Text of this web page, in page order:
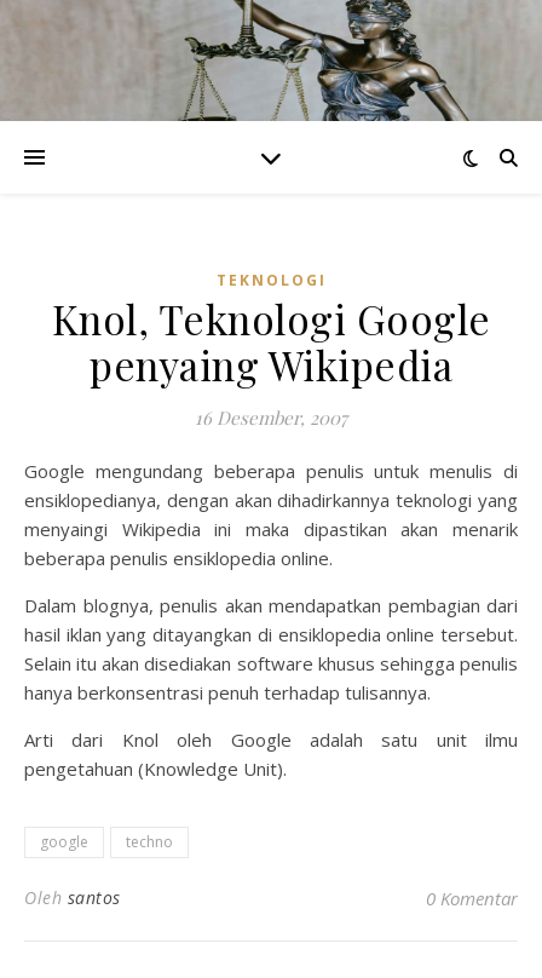
TEKNOLOGI
Knol, Teknologi Google
penyaing Wikipedia
16 Desember, 2007
Google mengundang beberapa penulis untuk menulis di
ensiklopedianya, dengan akan dihadirkannya teknologi yang
menyaingi Wikipedia ini maka dipastikan akan menarik
beberapa penulis ensiklopedia online.
Dalam blognya, penulis akan mendapatkan pembagian dari
hasil iklan yang ditayangkan di ensiklopedia online tersebut.
Selain itu akan disediakan software khusus sehingga penulis
hanya berkonsentrasi penuh terhadap tulisannya.
Arti dari Knol oleh Google adalah satu unit ilmu
pengetahuan (Knowledge Unit).
google techno
Oleh santos 0 Komentar